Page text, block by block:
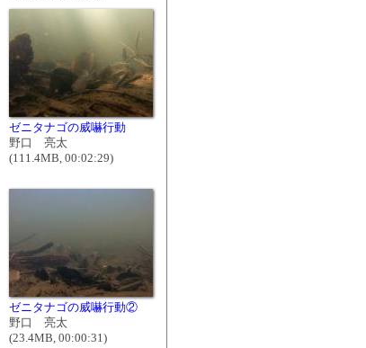
ゼニタナゴの威嚇行動
野口 亮太
(111.4MB, 00:02:29)
ゼニタナゴの威嚇行動②
野口 亮太
(23.4MB, 00:00:31)